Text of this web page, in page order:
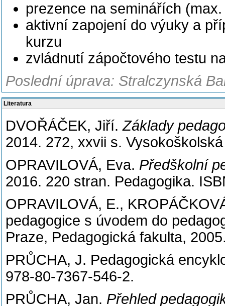
prezence na seminářích
aktivní zapojení do výuky a
kurzu
zvládnutí zápočtového testu
Poslední úprava: Stralczynská
Literatura
DVOŘÁČEK, Jiří.Základy
2014. 272, xxvii s.
OPRAVILOVÁ, Eva. Předškolní
2016. 220 stran. Pedagogika.
OPRAVILOVÁ, E.,
pedagogice s úvodem do
Praze, Pedagogická fakulta,
PRŮCHA, J. Pedagogická
978-80-7367-546-2.
PRŮCHA, Jan. Přehled